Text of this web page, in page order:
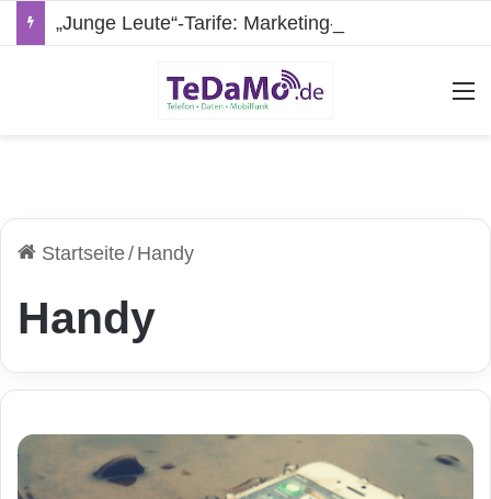
Startseite/ Handy
Handy